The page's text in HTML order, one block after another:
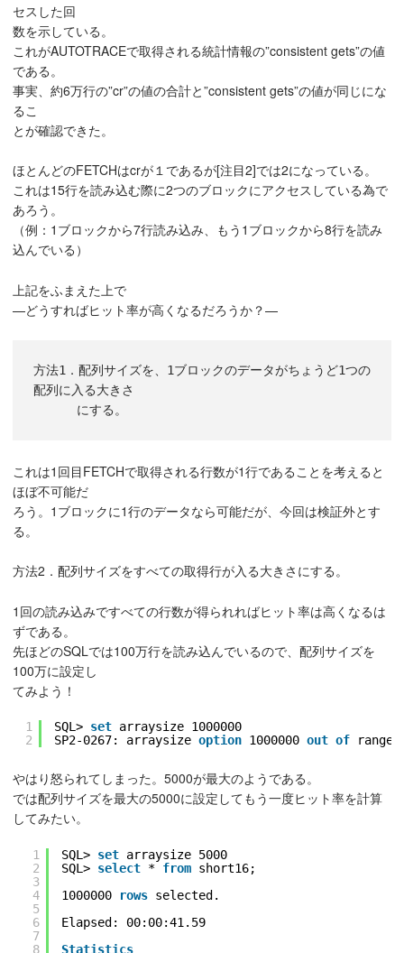
セスした回
数を示している。
これがAUTOTRACEで取得される統計情報の”consistent gets”の値
である。
事実、約6万行の”cr”の値の合計と”consistent gets”の値が同じにな
るこ
とが確認できた。
ほとんどのFETCHはcrが１であるが[注目2]では2になっている。
これは15行を読み込む際に2つのブロックにアクセスしている為で
あろう。
（例：1ブロックから7行読み込み、もう1ブロックから8行を読み
込んでいる）
上記をふまえた上で
—どうすればヒット率が高くなるだろうか？—
方法1．配列サイズを、1ブロックのデータがちょうど1つの
配列に入る大きさ
これは1回目FETCHで取得される行数が1行であることを考えると
ほぼ不可能だ
ろう。1ブロックに1行のデータなら可能だが、今回は検証外とす
る。
方法2．配列サイズをすべての取得行が入る大きさにする。
1回の読み込みですべての行数が得られればヒット率は高くなるは
ずである。
先ほどのSQLでは100万行を読み込んでいるので、配列サイズを
100万に設定し
てみよう！
1
2
SQL> set arraysize 1000000
SP2-0267: arraysize option 1000000 out of range
やはり怒られてしまった。5000が最大のようである。
では配列サイズを最大の5000に設定してもう一度ヒット率を計算
してみたい。
1
2
3
4
5
6
7
8
SQL> set arraysize 5000
SQL> select * from short16;
1000000
rows selected.
Elapsed: 00:00:41.59
Statistics